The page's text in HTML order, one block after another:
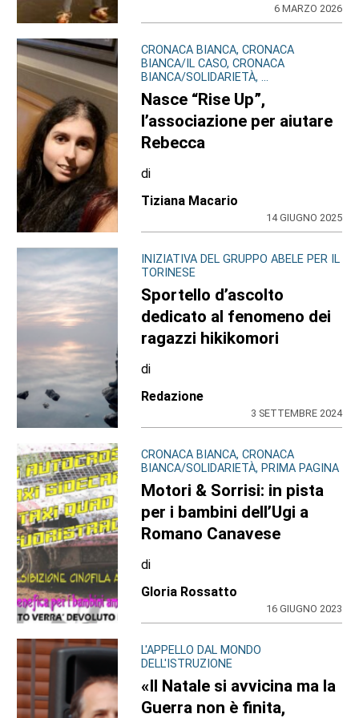
6 MARZO 2026
CRONACA BIANCA, CRONACA
BIANCA/IL CASO, CRONACA
BIANCA/SOLIDARIETÀ, ...
Nasce “Rise Up”,
l’associazione per aiutare
Rebecca
di
Tiziana Macario
14 GIUGNO 2025
INIZIATIVA DEL GRUPPO ABELE PER IL
TORINESE
Sportello d’ascolto
dedicato al fenomeno dei
ragazzi hikikomori
di
Redazione
3 SETTEMBRE 2024
CRONACA BIANCA, CRONACA
BIANCA/SOLIDARIETÀ, PRIMA PAGINA
Motori & Sorrisi: in pista
per i bambini dell’Ugi a
Romano Canavese
di
Gloria Rossatto
16 GIUGNO 2023
L'APPELLO DAL MONDO
DELL'ISTRUZIONE
«Il Natale si avvicina ma la
Guerra non è finita,